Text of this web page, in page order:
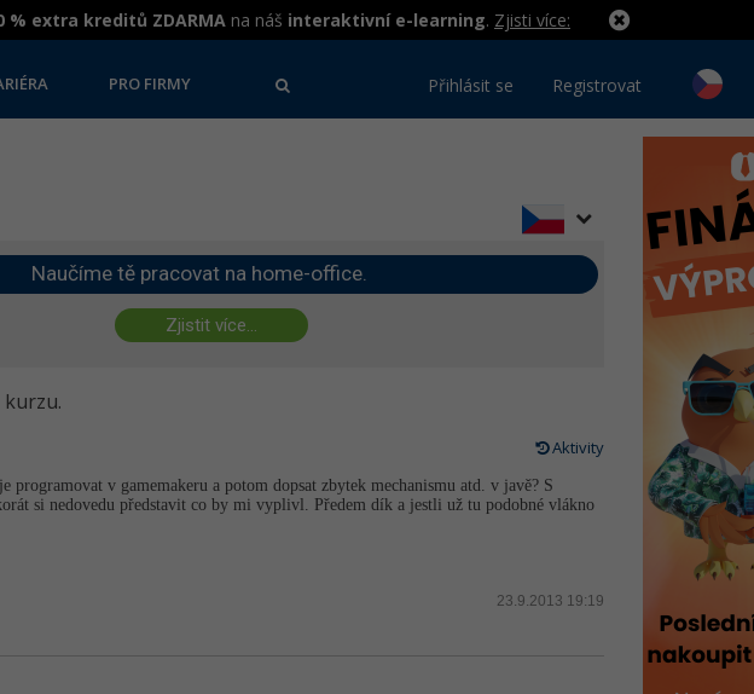
% extra kreditů ZDARMA na náš interaktivní e-learning. Zjisti více:
PRO FIRMY Přihlásit se Registrovat
Naučíme tě pracovat na home-office.
Zjistit více...
Aktivity
v gamemakeru a potom dopsat zbytek mechanismu atd. v javě? S
si nedovedu představit co by mi vyplivl. Předem dík a jestli už tu podobné vlákno
23.9.2013 19:19